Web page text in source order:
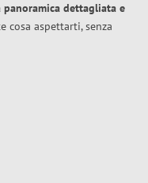
panoramica dettagliata e
cosa aspettarti, senza